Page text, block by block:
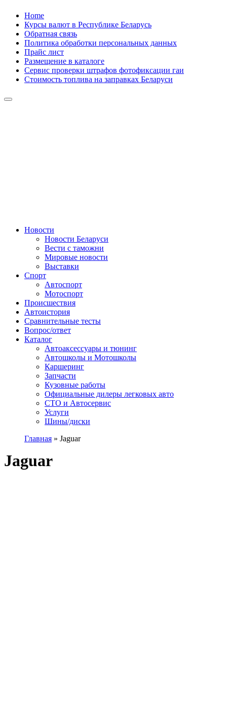
Skip
content
Home
Курсы валют в Республике Беларусь
Обратная связь
Политика обработки персональных данных
Прайс лист
Размещение в каталоге
Сервис проверки штрафов фотофиксации гаи
Стоимость топлива на заправках Беларуси
Сайт про автомобили
Новости
Новости Беларуси
Вести с таможни
Мировые новости
Выставки
Спорт
Автоспорт
Мотоспорт
Происшествия
Автоистория
Сравнительные тесты
Вопрос/ответ
Каталог
Автоакcессуары и тюнинг
Автошколы и Мотошколы
Каршеринг
Запчасти
Кузовные работы
Официальные дилеры легковых авто
СТО и Автосервис
Услуги
Шины/диски
Главная » Jaguar
Jaguar